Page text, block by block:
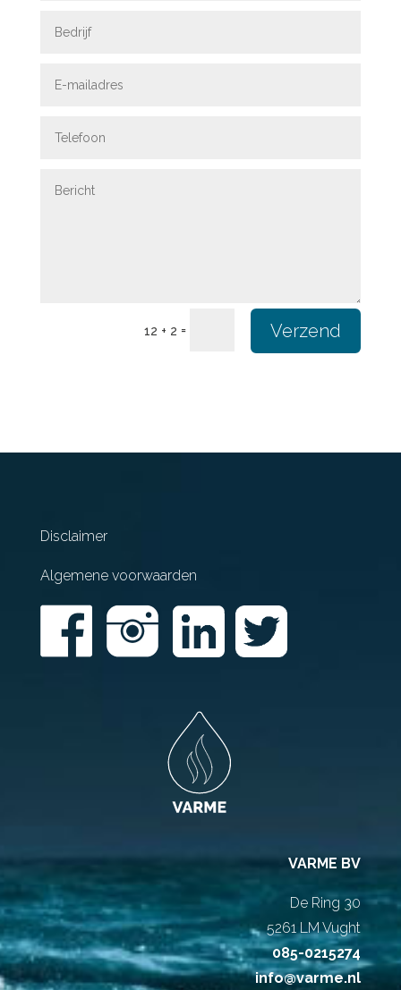
12 + 2 = Verzend
Disclaimer
Algemene voorwaarden
VARME BV
De Ring 30
5261 LM Vught
085-0215274
info@varme.nl